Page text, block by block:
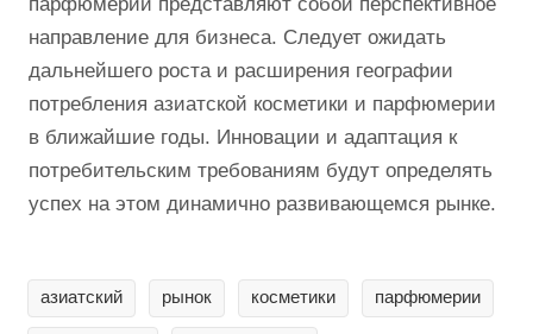
направление для бизнеса. Следует ожидать
дальнейшего роста и расширения географии
потребления азиатской косметики и парфюмерии
в ближайшие годы. Инновации и адаптация к
потребительским требованиям будут определять
успех на этом динамично развивающемся рынке.
азиатский рынок косметики парфюмерии